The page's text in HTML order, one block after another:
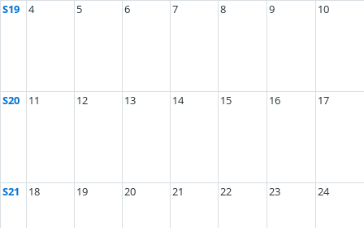
S19 4 5 6 7 8 9 10
S20 11 12 13 14 15 16 17
S21 18 19 20 21 22 23 24